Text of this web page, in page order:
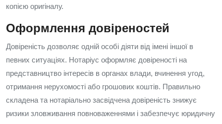
копією оригіналу.
Оформлення довіреностей
Довіреність дозволяє одній особі діяти від імені іншої в
певних ситуаціях. Нотаріус оформляє довіреності на
представництво інтересів в органах влади, вчинення угод,
отримання нерухомості або грошових коштів. Правильно
складена та нотаріально засвідчена довіреність знижує
ризики зловживання повноваженнями і забезпечує юридичну